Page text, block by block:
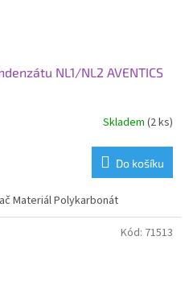
NL1/NL2 AVENTICS
Skladem (2 ks)
Do košíku
Materiál Polykarbonát
Kód: 71513